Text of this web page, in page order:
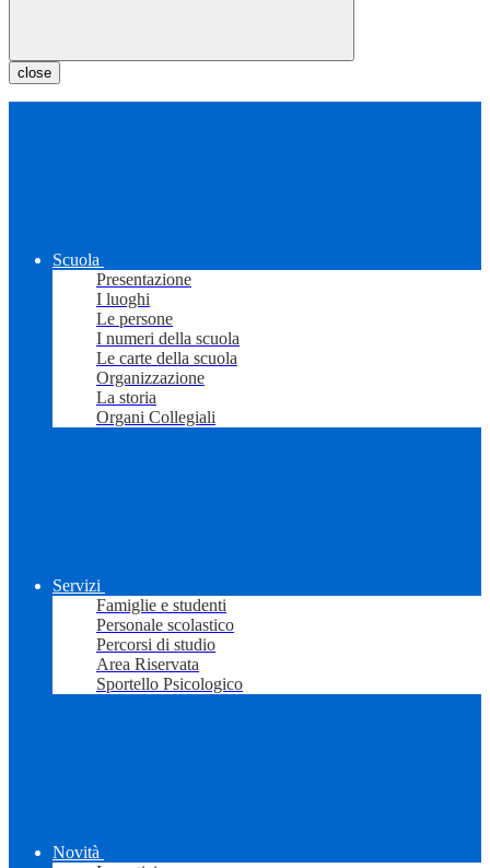
close
Scuola
Presentazione
I luoghi
Le persone
I numeri della scuola
Le carte della scuola
Organizzazione
La storia
Organi Collegiali
Servizi
Famiglie e studenti
Personale scolastico
Percorsi di studio
Area Riservata
Sportello Psicologico
Novità